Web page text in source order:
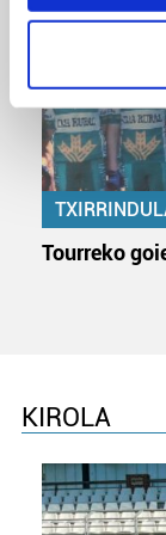
Identify
specific
Find out more
and set your
Guk eta gure
prozesatzen
teknologia
Bazkide
interes
bazkideen
duten interes
Tourreko
KIROLA